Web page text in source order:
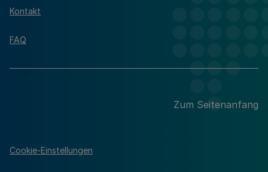
Kontakt
FAQ
Zum Seitenanfang
Cookie-Einstellungen